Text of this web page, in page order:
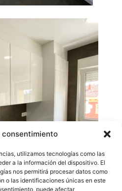
consentimiento
utilizamos tecnologías como las
a la información del dispositivo. El
nos permitirá procesar datos como
o las identificaciones únicas en este
puede afectar